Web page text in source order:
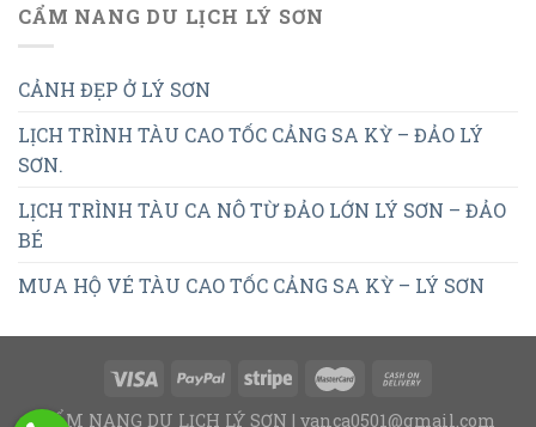
CẨM NANG DU LỊCH LÝ SƠN
CẢNH ĐẸP Ở LÝ SƠN
LỊCH TRÌNH TÀU CAO TỐC CẢNG SA KỲ – ĐẢO LÝ
SƠN.
LỊCH TRÌNH TÀU CA NÔ TỪ ĐẢO LỚN LÝ SƠN – ĐẢO
BÉ
MUA HỘ VÉ TÀU CAO TỐC CẢNG SA KỲ – LÝ SƠN
CẨM NANG DU LỊCH LÝ SƠN | vanca0501@gmail.com